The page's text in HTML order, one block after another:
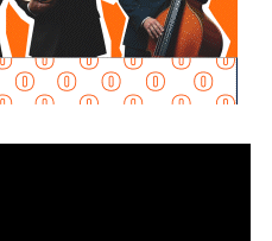
aplicación del Plan DN-III-E,